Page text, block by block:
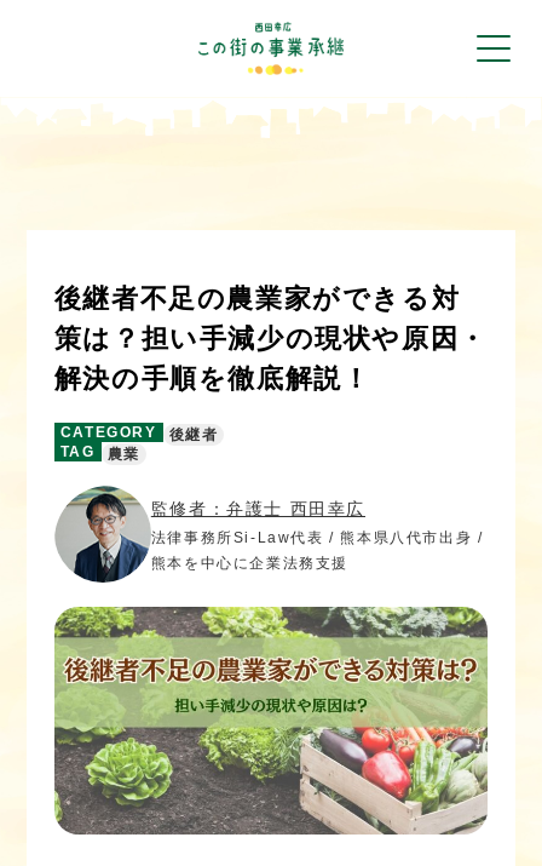
後継者不足の農業家ができる対
策は？担い手減少の現状や原因・
解決の手順を徹底解説！
CATEGORY
後継者
TAG
農業
監修者：弁護士 西田幸広
法律事務所Si-Law代表 / 熊本県八代市出身 /
熊本を中心に企業法務支援